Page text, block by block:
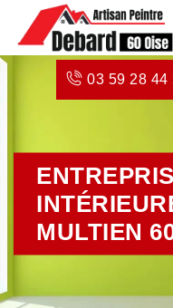
03 59 28 44
MULTIEN